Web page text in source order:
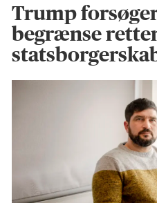
Trump
begrænse